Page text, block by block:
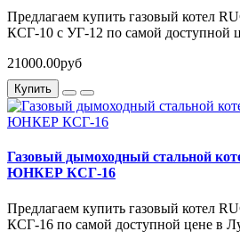
Предлагаем купить газовый котел
КСГ-10 с УГ-12 по самой доступной
21000.00руб
Купить
Газовый дымоходный стальной
ЮНКЕР КСГ-16
Предлагаем купить газовый котел
КСГ-16 по самой доступной цене в